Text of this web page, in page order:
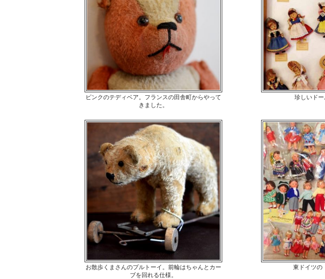
ピンクのテディベア。フランスの田舎町からやって
きました。
珍しいドー
お散歩くまさんのプルトーイ。前輪はちゃんとカー
ブを回れる仕様。
東ドイツの